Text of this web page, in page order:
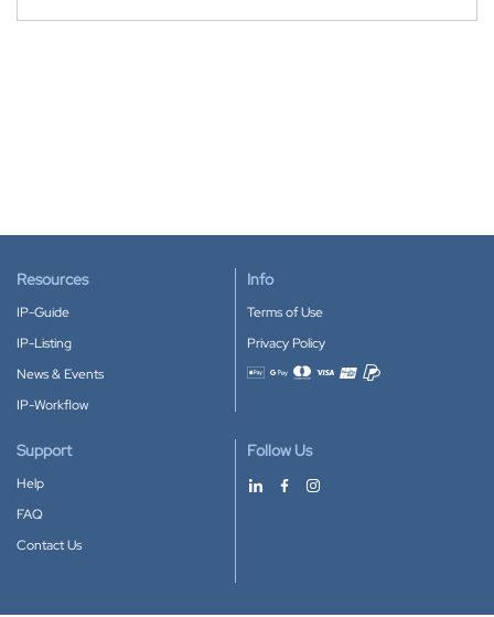
Resources
IP-Guide
IP-Listing
News & Events
IP-Workflow
Info
Terms of Use
Privacy Policy
Accepted payment methods
Support
Help
FAQ
Contact Us
Follow Us